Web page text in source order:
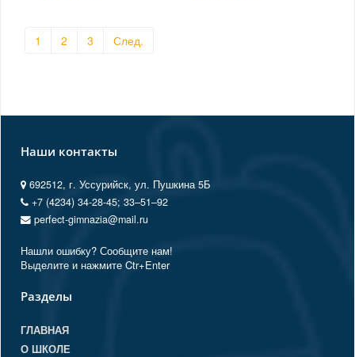
1 2 3 След.
Наши контакты
692512, г. Уссурийск, ул. Пушкина 5Б
+7 (4234) 34-28-45; 33‒51‒92
perfect-gimnazia@mail.ru
Нашли ошибку? Сообщите нам!
Выделите и нажмите Ctr+Enter
Разделы
ГЛАВНАЯ
О ШКОЛЕ